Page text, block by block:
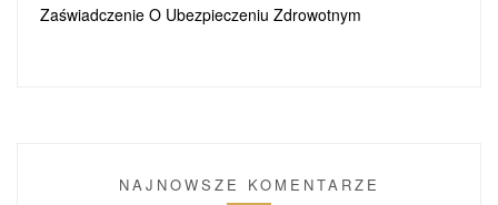
Zaświadczenie O Ubezpieczeniu Zdrowotnym
NAJNOWSZE KOMENTARZE